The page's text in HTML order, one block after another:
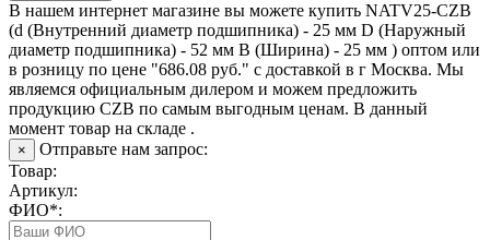
В нашем интернет магазине вы можете купить NATV25-CZB
(d (Внутренний диаметр подшипника) - 25 мм D (Наружный
диаметр подшипника) - 52 мм B (Ширина) - 25 мм ) оптом или
в розницу по цене "686.08 руб." с доставкой в г Москва. Мы
являемся официальным дилером и можем предложить
продукцию CZB по самым выгодным ценам. В данный
момент товар на складе .
×
Отправьте нам запрос:
Товар:
Артикул:
ФИО*: